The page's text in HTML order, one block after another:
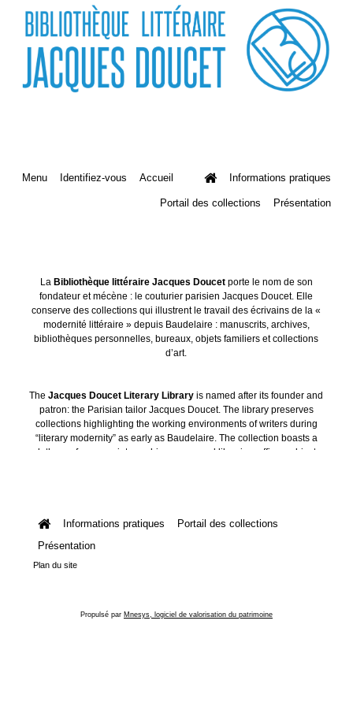
Menu Identifiez-vous Accueil Informations pratiques
Portail des collections Présentation
La Bibliothèque littéraire Jacques Doucetporte le nom de son
fondateur et mécène : le couturier parisien Jacques Doucet. Elle
conserve des collections qui illustrent le travail des écrivains de la «
modernité littéraire » depuis Baudelaire : manuscrits, archives,
bibliothèques personnelles, bureaux, objets familiers et collections
d’art.
TheJacques Doucet Literary Library is named after its founder and
patron: the Parisian tailor Jacques Doucet. The library preserves
collections highlighting the working environments of writers during
“literary modernity” as early as Baudelaire. The collection boasts a
plethora of manuscripts, archives, personal libraries, offices, objects
Informations pratiques
Portail des collections
Présentation
Plan du site
Propulsé par Mnesys, logiciel de valorisation du patrimoine